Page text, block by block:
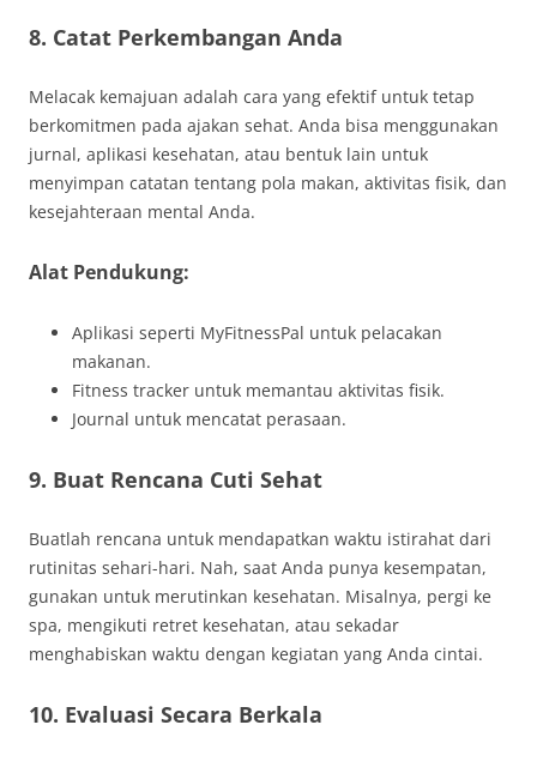
8. Catat Perkembangan Anda
Melacak kemajuan adalah cara yang efektif untuk tetap
berkomitmen pada ajakan sehat. Anda bisa menggunakan
jurnal, aplikasi kesehatan, atau bentuk lain untuk
menyimpan catatan tentang pola makan, aktivitas fisik, dan
kesejahteraan mental Anda.
Alat Pendukung:
Aplikasi seperti MyFitnessPal untuk pelacakan
makanan.
Fitness tracker untuk memantau aktivitas fisik.
Journal untuk mencatat perasaan.
9. Buat Rencana Cuti Sehat
Buatlah rencana untuk mendapatkan waktu istirahat dari
rutinitas sehari-hari. Nah, saat Anda punya kesempatan,
gunakan untuk merutinkan kesehatan. Misalnya, pergi ke
spa, mengikuti retret kesehatan, atau sekadar
menghabiskan waktu dengan kegiatan yang Anda cintai.
10. Evaluasi Secara Berkala